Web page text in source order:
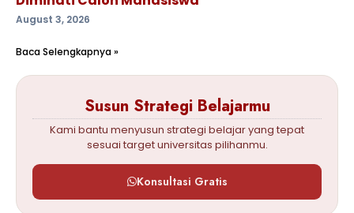
August 3, 2026
Baca Selengkapnya »
Susun Strategi Belajarmu
Kami bantu menyusun strategi belajar yang tepat
sesuai target universitas pilihanmu.
Konsultasi Gratis